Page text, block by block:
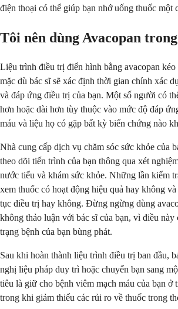
điện thoại có thể giúp bạn nhớ uống thuốc một
Tôi nên dùng Avacopan
Liệu trình điều trị điển hình bằng avacopan kéo
mặc dù bác sĩ sẽ xác định thời gian chính xác
và đáp ứng điều trị của bạn. Một số người có
hơn hoặc dài hơn tùy thuộc vào mức độ đáp
máu và liệu họ có gặp bất kỳ biến chứng nào
Nhà cung cấp dịch vụ chăm sóc sức khỏe của
theo dõi tiến trình của bạn thông qua xét
nước tiểu và khám sức khỏe. Những lần kiểm
xem thuốc có hoạt động hiệu quả hay không
tục điều trị hay không. Đừng ngừng dùng
không thảo luận với bác sĩ của bạn, vì điều này
trạng bệnh của bạn bùng phát.
Sau khi hoàn thành liệu trình điều trị ban đầu,
nghị liệu pháp duy trì hoặc chuyển bạn sang
tiêu là giữ cho bệnh viêm mạch máu của bạn ở
trong khi giảm thiểu các rủi ro về thuốc trong